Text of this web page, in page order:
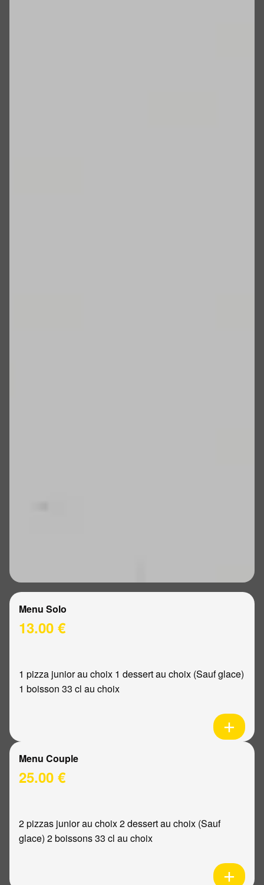
Menu Solo
13.00 €
1 pizza junior au choix 1 dessert au choix (Sauf glace)
1 boisson 33 cl au choix
Menu Couple
25.00 €
2 pizzas junior au choix 2 dessert au choix (Sauf
glace) 2 boissons 33 cl au choix